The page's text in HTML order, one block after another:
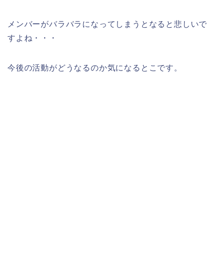
メンバーがバラバラになってしまうとなると悲しいで
すよね・・・
今後の活動がどうなるのか気になるとこです。